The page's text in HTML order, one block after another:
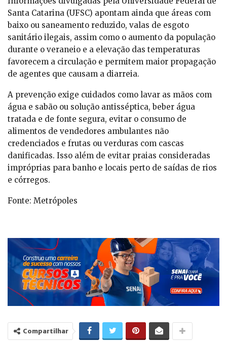
Santa Catarina (UFSC) apontam ainda que áreas com
baixo ou saneamento reduzido, valas de esgoto
sanitário ilegais, assim como o aumento da população
durante o veraneio e a elevação das temperaturas
favorecem a circulação e permitem maior propagação
de agentes que causam a diarreia.
A prevenção exige cuidados como lavar as mãos com
água e sabão ou solução antisséptica, beber água
tratada e de fonte segura, evitar o consumo de
alimentos de vendedores ambulantes não
credenciados e frutas ou verduras com cascas
danificadas. Isso além de evitar praias consideradas
impróprias para banho e locais perto de saídas de rios
e córregos.
Fonte: Metrópoles
Compartilhar